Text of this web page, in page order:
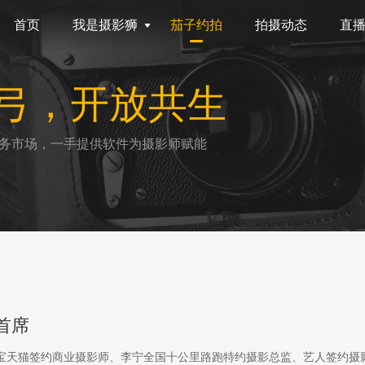
首页 我是摄影狮 茄子约拍 拍摄动态 直
，开放共生
市场，一手提供软件为摄影师赋能
席
天猫签约商业摄影师、李宁全国十公里路跑特约摄影总监、艺人签约摄